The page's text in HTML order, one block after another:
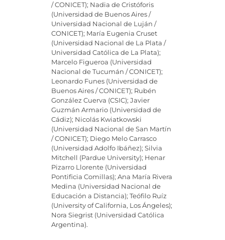
/ CONICET); Nadia de Cristóforis
(Universidad de Buenos Aires /
Universidad Nacional de Luján /
CONICET); María Eugenia Cruset
(Universidad Nacional de La Plata /
Universidad Católica de La Plata);
Marcelo Figueroa (Universidad
Nacional de Tucumán / CONICET);
Leonardo Funes (Universidad de
Buenos Aires / CONICET); Rubén
González Cuerva (CSIC); Javier
Guzmán Armario (Universidad de
Cádiz); Nicolás Kwiatkowski
(Universidad Nacional de San Martín
/ CONICET); Diego Melo Carrasco
(Universidad Adolfo Ibáñez); Silvia
Mitchell (Pardue University); Henar
Pizarro Llorente (Universidad
Pontificia Comillas); Ana María Rivera
Medina (Universidad Nacional de
Educación a Distancia); Teófilo Ruíz
(University of California, Los Ángeles);
Nora Siegrist (Universidad Católica
Argentina).